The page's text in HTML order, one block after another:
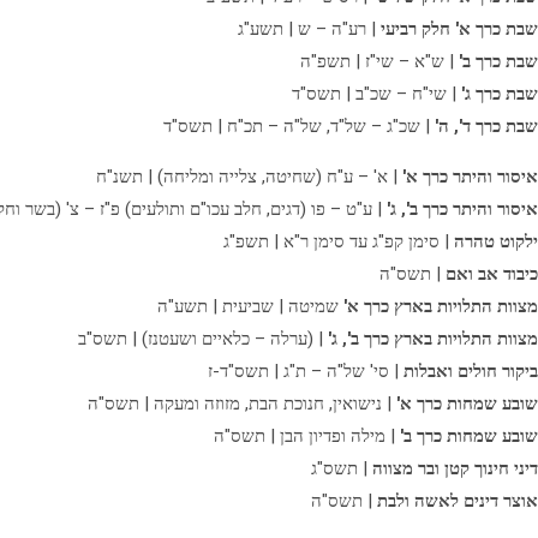
שבת כרך א' חלק רביעי | רע"ה – ש | תשע"ג
שבת כרך ב' | ש"א – שי"ז | תשפ"ה
שבת כרך ג' | שי"ח – שכ"ב | תשס"ד
שבת כרך ד', ה' | שכ"ג – של"ד, של"ה – תכ"ח | תשס"ד
איסור והיתר כרך א' | א' – ע"ח (שחיטה, צלייה ומליחה) | תשנ"ח
איסור והיתר כרך ב', ג' | ע"ט – פו (דגים, חלב עכו"ם ותולעים) פ"ז – צ' (בשר
ילקוט טהרה | סימן קפ"ג עד סימן ר"א | תשפ"ג
כיבוד אב ואם | תשס"ה
מצוות התלויות בארץ כרך א' שמיטה | שביעית | תשע"ה
מצוות התלויות בארץ כרך ב', ג' | (ערלה – כלאיים ושעטנז) | תשס"ב
ביקור חולים ואבלות | סי' של"ה – ת"ג | תשס"ד-ז
שובע שמחות כרך א' | נישואין, חנוכת הבת, מזוזה ומעקה | תשס"ה
שובע שמחות כרך ב' | מילה ופדיון הבן | תשס"ה
דיני חינוך קטן ובר מצווה | תשס"ג
אוצר דינים לאשה ולבת | תשס"ה